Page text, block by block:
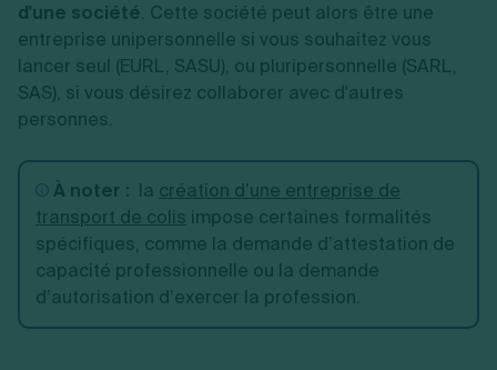
d'une société. Cette société peut alors être une
entreprise unipersonnelle si vous souhaitez vous
lancer seul (EURL, SASU), ou pluripersonnelle (SARL,
SAS), si vous désirez collaborer avec d'autres
personnes.
À noter : la création d’une entreprise de
transport de colis impose certaines formalités
spécifiques, comme la demande d’attestation de
capacité professionnelle ou la demande
d’autorisation d’exercer la profession.